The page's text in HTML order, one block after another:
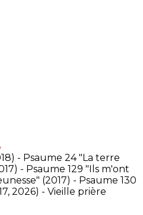
- Psaume 24 "La terre
- Psaume 129 "Ils m'ont
(2017) - Psaume 130
2026) - Vieille prière